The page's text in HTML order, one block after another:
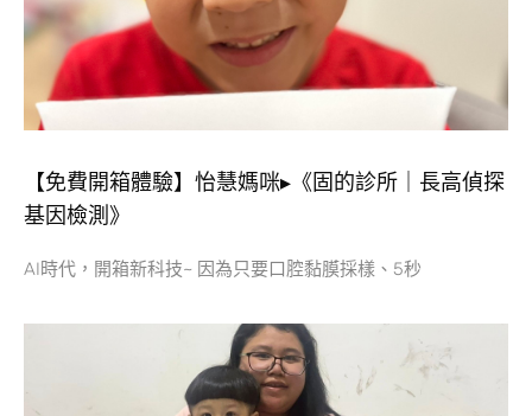
【免費開箱體驗】怡慧媽咪▸《固的診所｜長高偵探
基因檢測》
AI時代，開箱新科技~ 因為只要口腔黏膜採樣、5秒